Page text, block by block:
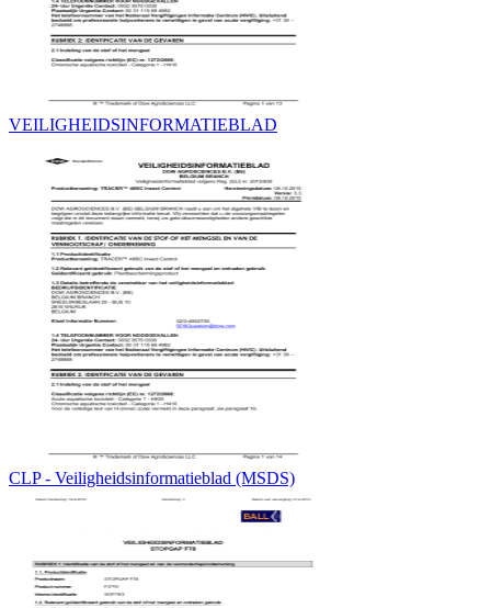
VEILIGHEIDSINFORMATIEBLAD
CLP - Veiligheidsinformatieblad (MSDS)